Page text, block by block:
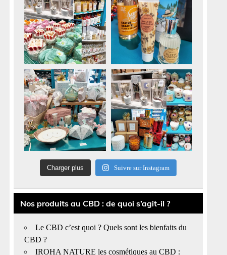
Charger plus Suivre sur Instagram
Nos produits au CBD : de quoi s’agit-il ?
Le CBD c’est quoi ? Quels sont les bienfaits du
CBD ?
IROHA NATURE les cosmétiques au CBD :